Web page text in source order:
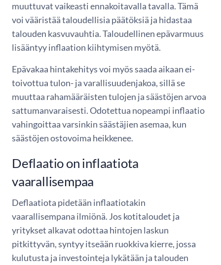
muuttuvat vaikeasti ennakoitavalla tavalla. Tämä
voi vääristää taloudellisia päätöksiä ja hidastaa
talouden kasvuvauhtia. Taloudellinen epävarmuus
lisääntyy inflaation kiihtymisen myötä.
Epävakaa hintakehitys voi myös saada aikaan ei-
toivottua tulon- ja varallisuudenjakoa, sillä se
muuttaa rahamääräisten tulojen ja säästöjen arvoa
sattumanvaraisesti. Odotettua nopeampi inflaatio
vahingoittaa varsinkin säästäjien asemaa, kun
säästöjen ostovoima heikkenee.
Deflaatio on inflaatiota
vaarallisempaa
Deflaatiota pidetään inflaatiotakin
vaarallisempana ilmiönä. Jos kotitaloudet ja
yritykset alkavat odottaa hintojen laskun
pitkittyvän, syntyy itseään ruokkiva kierre, jossa
kulutusta ja investointeja lykätään ja talouden